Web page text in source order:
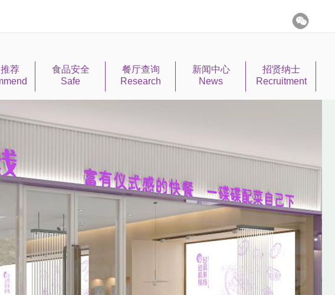
荐
食品安全
Safe
餐厅查询
Research
新闻中心
News
招贤纳士
Recruitment